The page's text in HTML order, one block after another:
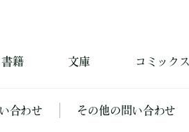
書籍 文庫 コミックス
合わせ その他の問い合わせ